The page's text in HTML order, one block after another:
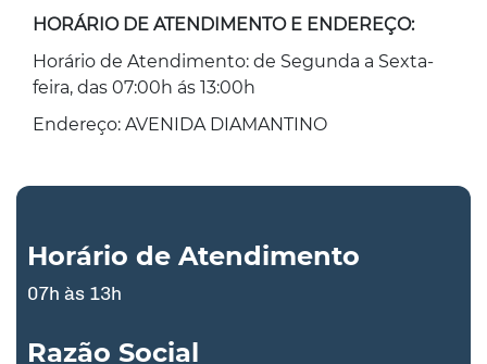
HORÁRIO DE ATENDIMENTO E ENDEREÇO:
Horário de Atendimento: de Segunda a Sexta-
feira, das 07:00h ás 13:00h
Endereço: AVENIDA DIAMANTINO
Horário de Atendimento
07h às 13h
Razão Social